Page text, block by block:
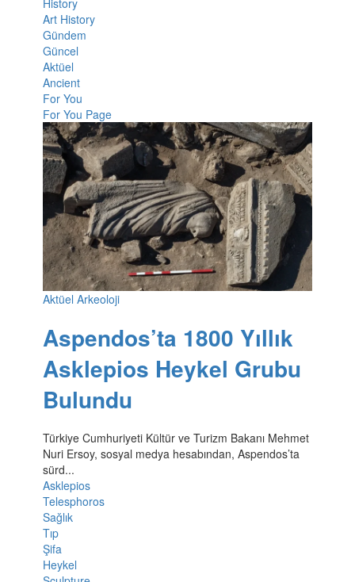
Art History
Gündem
Güncel
Aktüel
Ancient
For You
For You Page
Aktüel Arkeoloji
Aspendos’ta 1800 Yıllık
Asklepios Heykel Grubu
Bulundu
Türkiye Cumhuriyeti Kültür ve Turizm Bakanı Mehmet
Nuri Ersoy, sosyal medya hesabından, Aspendos’ta
sürd...
Asklepios
Telesphoros
Sağlık
Tıp
Şifa
Heykel